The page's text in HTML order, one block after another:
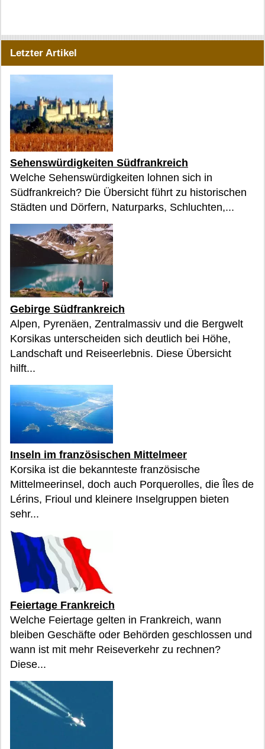
Letzter Artikel
Sehenswürdigkeiten Südfrankreich
Welche Sehenswürdigkeiten lohnen sich in
Südfrankreich? Die Übersicht führt zu historischen
Städten und Dörfern, Naturparks, Schluchten,...
Gebirge Südfrankreich
Alpen, Pyrenäen, Zentralmassiv und die Bergwelt
Korsikas unterscheiden sich deutlich bei Höhe,
Landschaft und Reiseerlebnis. Diese Übersicht
hilft...
Inseln im französischen Mittelmeer
Korsika ist die bekannteste französische
Mittelmeerinsel, doch auch Porquerolles, die Îles de
Lérins, Frioul und kleinere Inselgruppen bieten
sehr...
Feiertage Frankreich
Welche Feiertage gelten in Frankreich, wann
bleiben Geschäfte oder Behörden geschlossen und
wann ist mit mehr Reiseverkehr zu rechnen?
Diese...